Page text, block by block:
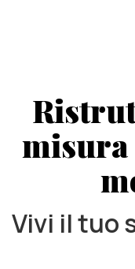
misura
Vivi il tuo